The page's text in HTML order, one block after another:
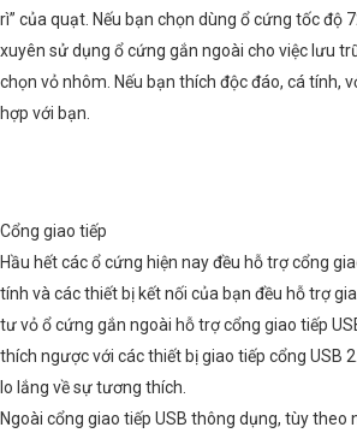
rì” của quạt. Nếu bạn chọn dùng ổ cứng tốc độ
xuyên sử dụng ổ cứng gắn ngoài cho việc lưu
chọn vỏ nhôm. Nếu bạn thích độc đáo, cá tính,
hợp với bạn.
Cổng giao tiếp
Hầu hết các ổ cứng hiện nay đều hỗ trợ cổng
tính và các thiết bị kết nối của bạn đều hỗ trợ
tư vỏ ổ cứng gắn ngoài hỗ trợ cổng giao tiếp
thích ngược với các thiết bị giao tiếp cổng USB
lo lắng về sự tương thích.
Ngoài cổng giao tiếp USB thông dụng, tùy theo